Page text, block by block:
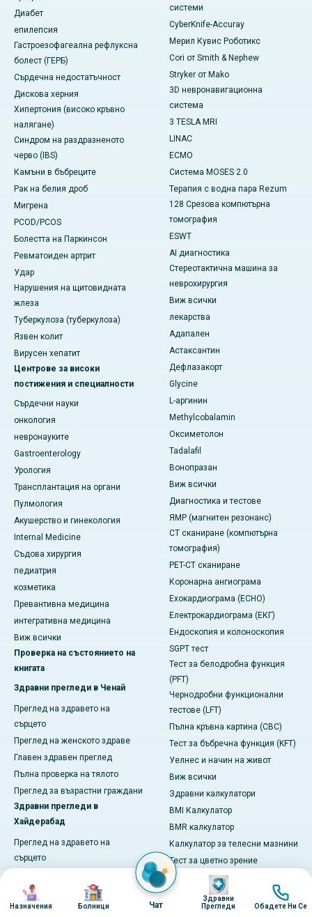
Диабет
епилепсия
Гастроезофагеална рефлуксна
болест (ГЕРБ)
Сърдечна недостатъчност
Дискова херния
Хипертония (високо кръвно
налягане)
Синдром на раздразненото
черво (IBS)
Камъни в бъбреците
Рак на белия дроб
Мигрена
PCOD/PCOS
Болестта на Паркинсон
Ревматоиден артрит
Удар
Нарушения на щитовидната
жлеза
Туберкулоза (туберкулоза)
Язвен колит
Вирусен хепатит
Центрове за високи
постижения и специалности
Сърдечни науки
онкология
невронауките
Gastroenterology
Урология
Трансплантация на органи
Пулмология
Акушерство и гинекология
Internal Medicine
Съдова хирургия
педиатрия
козметика
Превантивна медицина
интегративна медицина
Виж всички
Проверка на състоянието на
книгата
Здравни прегледи в Ченай
Преглед на здравето на
сърцето
Преглед на женското здраве
Главен здравен преглед
Пълна проверка на тялото
Преглед за възрастни граждани
Здравни прегледи в
Хайдерабад
Преглед на здравето на
сърцето
Пълна проверка на тялото
Преглед на женското здраве
системи
CyberKnife-Accuray
Мерил Кувис Роботикс
Cori от Smith & Nephew
Stryker от Mako
3D невронавигационна
система
3 TESLA MRI
LINAC
ECMO
Система MOSES 2.0
Терапия с водна пара Rezum
128 Срезова компютърна
томография
ESWT
AI диагностика
Стереотактична машина за
неврохирургия
Виж всички
лекарства
Адапален
Астаксантин
Дефлазакорт
Glycine
L-аргинин
Methylcobalamin
Оксиметолон
Tadalafil
Вонопразан
Виж всички
Диагностика и тестове
ЯМР (магнитен резонанс)
CT сканиране (компютърна
томография)
PET-CT сканиране
Коронарна ангиограма
Ехокардиограма (ECHO)
Електрокардиограма (ЕКГ)
Ендоскопия и колоноскопия
SGPT тест
Тест за белодробна функция
(PFT)
Чернодробни функционални
тестове (LFT)
Пълна кръвна картина (CBC)
Тест за бъбречна функция (KFT)
Уелнес и начин на живот
Виж всички
Здравни калкулатори
BMI Калкулатор
BMR калкулатор
Калкулатор за телесни мазнини
Тест за цветно зрение
Виж всички
Изображение
Назначения
Изображение
Болници Чат
Изображение
Здравни
Прегледи
Обадете Ни Се